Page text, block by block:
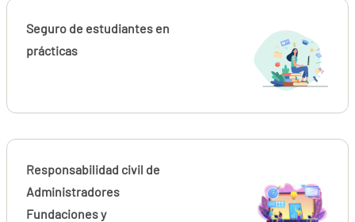
Seguro de estudiantes en
prácticas
Responsabilidad civil de
Administradores
Fundaciones y